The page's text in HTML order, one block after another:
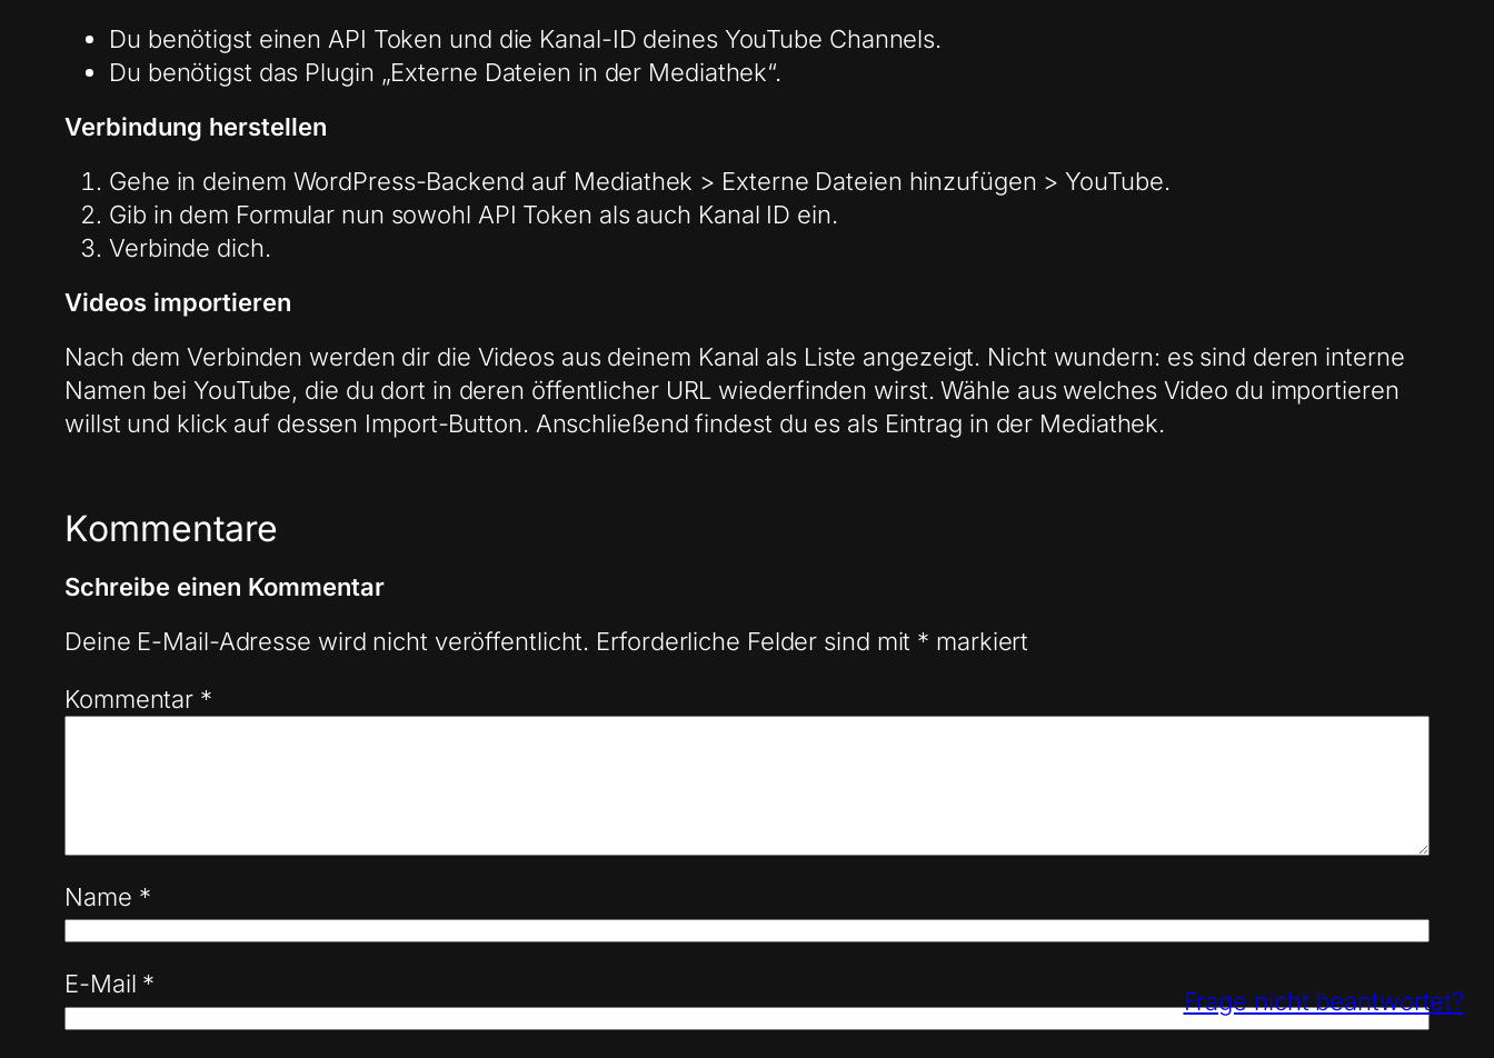
Du benötigst einen API Token und die Kanal-ID deines YouTube Channels.
Du benötigst das Plugin „Externe Dateien in der Mediathek“.
Verbindung herstellen
Gehe in deinem WordPress-Backend auf Mediathek > Externe Dateien hinzufügen > YouTube.
Gib in dem Formular nun sowohl API Token als auch Kanal ID ein.
Verbinde dich.
Videos importieren
Nach dem Verbinden werden dir die Videos aus deinem Kanal als Liste angezeigt. Nicht wundern: es sind deren interne
Namen bei YouTube, die du dort in deren öffentlicher URL wiederfinden wirst. Wähle aus welches Video du importieren
willst und klick auf dessen Import-Button. Anschließend findest du es als Eintrag in der Mediathek.
Kommentare
Schreibe einen Kommentar
Deine E-Mail-Adresse wird nicht veröffentlicht. Erforderliche Felder sind mit * markiert
Kommentar *
Name *
E-Mail *
Frage nicht beantwortet?